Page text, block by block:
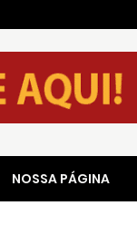
NOSSA PÁGINA